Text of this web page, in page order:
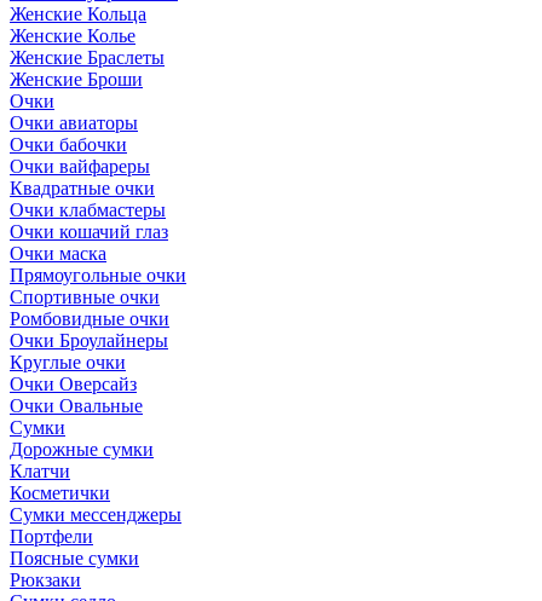
Женские Кольца
Женские Колье
Женские Браслеты
Женские Броши
Очки
Очки авиаторы
Очки бабочки
Очки вайфареры
Квадратные очки
Очки клабмастеры
Очки кошачий глаз
Очки маска
Прямоугольные очки
Спортивные очки
Ромбовидные очки
Очки Броулайнеры
Круглые очки
Очки Оверсайз
Очки Овальные
Сумки
Дорожные сумки
Клатчи
Косметички
Сумки мессенджеры
Портфели
Поясные сумки
Рюкзаки